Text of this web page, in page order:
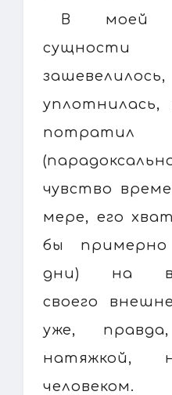
В моей
чувство
мере, его
бы
дни) на
своего
уже,
натяжкой,
человеком.